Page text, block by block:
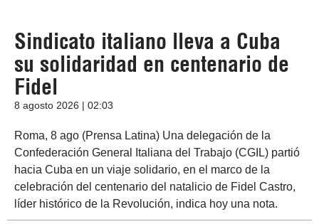
Sindicato italiano lleva a Cuba
su solidaridad en centenario de
Fidel
8 agosto 2026 | 02:03
Roma, 8 ago (Prensa Latina) Una delegación de la
Confederación General Italiana del Trabajo (CGIL) partió
hacia Cuba en un viaje solidario, en el marco de la
celebración del centenario del natalicio de Fidel Castro,
líder histórico de la Revolución, indica hoy una nota.